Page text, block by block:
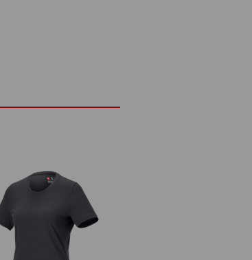
žehličkou nastavenou na
vysokou teplotu